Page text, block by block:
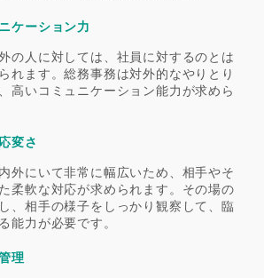
ケーション力
の人に対しては、社員に対するのとは
れます。総務事務は対外的なやりとり
高いコミュニケーション能力が求めら
変さ
外にいて非常に幅広いため、相手やそ
柔軟な対応が求められます。その場の
、相手の様子をしっかり観察して、臨
能力が必要です。
理